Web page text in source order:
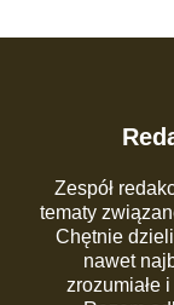
Zespół
tematy
Chętnie
nawet
zrozumiałe